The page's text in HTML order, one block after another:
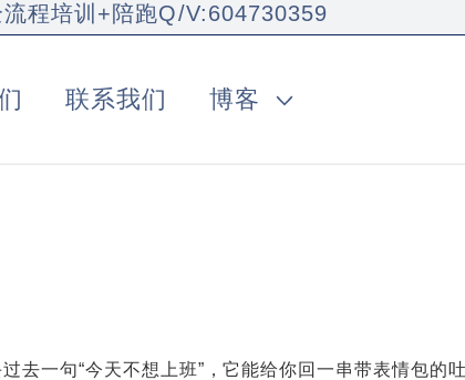
程培训+陪跑Q/V:604730359
联系我们 博客
去一句“今天不想上班”，它能给你回一串带表情包的